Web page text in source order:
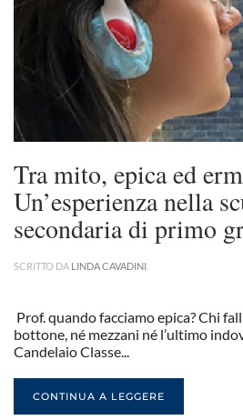
Tra mito, epica ed
Un’esperienza nella
secondaria di primo
SCRITTO DA LINDA CAVADINI
Prof. quando facciamo epica? Chi
bottone, né mezzani né l’ultimo
Candelaio Classe...
CONTINUA A LEGGERE